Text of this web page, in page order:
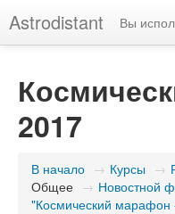
Astrodistant Вы
2017
В начало → Курсы →
Общее → Новостной
"Космический марафон